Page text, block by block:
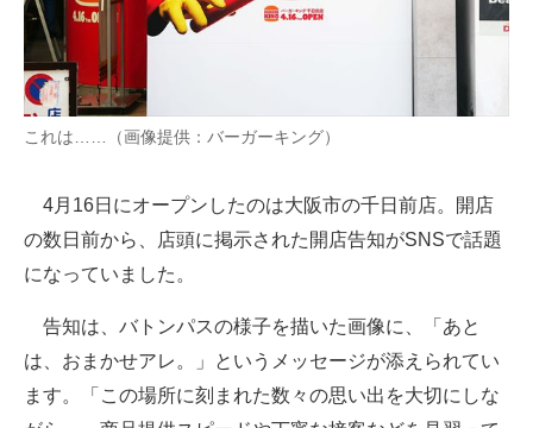
企業ITのトレンドを詳説
経営リーダーのコミュニティ
マーケ×ITの今がよく分かる
企業向けIT製品の総合サイト
IT製品の技術・比較・事例
製造業のIT導入・活用を支援
モノづくり技術者専門サイト
エレクトロニクス専門サイト
これは……（画像提供：バーガーキング）
4月16日にオープンしたのは大阪市の千日前店。開店
の数日前から、店頭に掲示された開店告知がSNSで話題
になっていました。
告知は、バトンパスの様子を描いた画像に、「あと
は、おまかせアレ。」というメッセージが添えられてい
ます。「この場所に刻まれた数々の思い出を大切にしな